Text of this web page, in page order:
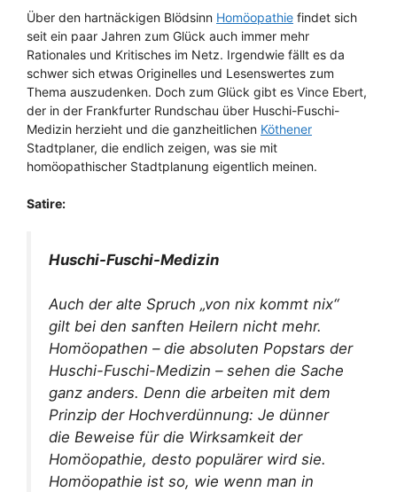
Über den hartnäckigen Blödsinn Homöopathie findet sich
seit ein paar Jahren zum Glück auch immer mehr
Rationales und Kritisches im Netz. Irgendwie fällt es da
schwer sich etwas Originelles und Lesenswertes zum
Thema auszudenken. Doch zum Glück gibt es Vince Ebert,
der in der Frankfurter Rundschau über Huschi-Fuschi-
Medizin herzieht und die ganzheitlichen Köthener
Stadtplaner, die endlich zeigen, was sie mit
homöopathischer Stadtplanung eigentlich meinen.
Satire:
Huschi-Fuschi-Medizin
Auch der alte Spruch „von nix kommt nix“
gilt bei den sanften Heilern nicht mehr.
Homöopathen – die absoluten Popstars der
Huschi-Fuschi-Medizin – sehen die Sache
ganz anders. Denn die arbeiten mit dem
Prinzip der Hochverdünnung: Je dünner
die Beweise für die Wirksamkeit der
Homöopathie, desto populärer wird sie.
Homöopathie ist so, wie wenn man in